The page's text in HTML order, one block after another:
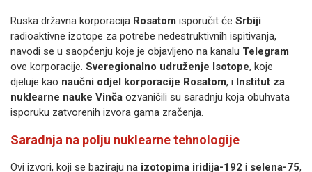
Ruska državna korporacija Rosatom isporučit će Srbiji
radioaktivne izotope za potrebe nedestruktivnih ispitivanja,
navodi se u saopćenju koje je objavljeno na kanalu Telegram
ove korporacije. Sveregionalno udruženje Isotope, koje
djeluje kao naučni odjel korporacije Rosatom, i Institut za
nuklearne nauke Vinča ozvaničili su saradnju koja obuhvata
isporuku zatvorenih izvora gama zračenja.
Saradnja na polju nuklearne tehnologije
Ovi izvori, koji se baziraju na izotopima iridija-192 i selena-75,